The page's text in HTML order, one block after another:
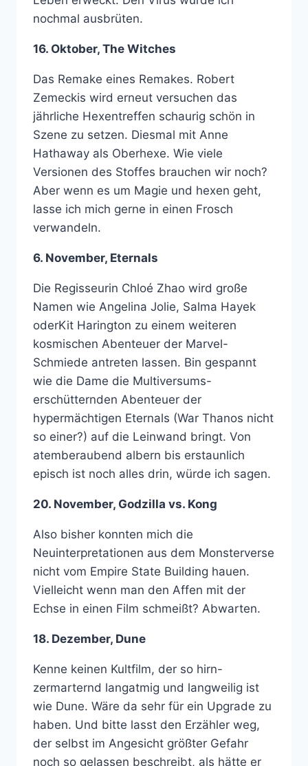
nochmal ausbrüten.
16. Oktober, The Witches
Das Remake eines Remakes. Robert
Zemeckis wird erneut versuchen das
jährliche Hexentreffen schaurig schön in
Szene zu setzen. Diesmal mit Anne
Hathaway als Oberhexe. Wie viele
Versionen des Stoffes brauchen wir noch?
Aber wenn es um Magie und hexen geht,
lasse ich mich gerne in einen Frosch
verwandeln.
6. November, Eternals
Die Regisseurin Chloé Zhao wird große
Namen wie Angelina Jolie, Salma Hayek
oderKit Harington zu einem weiteren
kosmischen Abenteuer der Marvel-
Schmiede antreten lassen. Bin gespannt
wie die Dame die Multiversums-
erschütternden Abenteuer der
hypermächtigen Eternals (War Thanos nicht
so einer?) auf die Leinwand bringt. Von
atemberaubend albern bis erstaunlich
episch ist noch alles drin, würde ich sagen.
20. November, Godzilla vs. Kong
Also bisher konnten mich die
Neuinterpretationen aus dem Monsterverse
nicht vom Empire State Building hauen.
Vielleicht wenn man den Affen mit der
Echse in einen Film schmeißt? Abwarten.
18. Dezember, Dune
Kenne keinen Kultfilm, der so hirn-
zermarternd langatmig und langweilig ist
wie Dune. Wäre da sehr für ein Upgrade zu
haben. Und bitte lasst den Erzähler weg,
der selbst im Angesicht größter Gefahr
noch so gelassen beschreibt, als hätte er